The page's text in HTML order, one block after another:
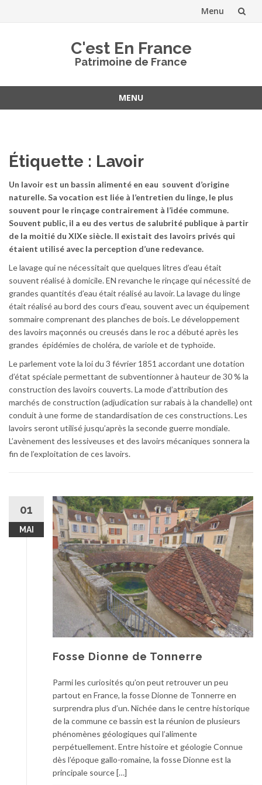
Menu
C'est En France
Patrimoine de France
MENU
Étiquette : Lavoir
Un lavoir est un bassin alimenté en eau souvent d’origine
naturelle. Sa vocation est liée à l’entretien du linge, le plus
souvent pour le rinçage contrairement à l’idée commune.
Souvent public, il a eu des vertus de salubrité publique à partir
de la moitié du XIXe siècle. Il existait des lavoirs privés qui
étaient utilisé avec la perception d’une redevance.
Le lavage qui ne nécessitait que quelques litres d’eau était
souvent réalisé à domicile. EN revanche le rinçage qui nécessité de
grandes quantités d’eau était réalisé au lavoir. La lavage du linge
était réalisé au bord des cours d’eau, souvent avec un équipement
sommaire comprenant des planches de bois. Le développement
des lavoirs maçonnés ou creusés dans le roc a débuté après les
grandes épidémies de choléra, de variole et de typhoïde.
Le parlement vote la loi du 3 février 1851 accordant une dotation
d’état spéciale permettant de subventionner à hauteur de 30 % la
construction des lavoirs couverts. La mode d’attribution des
marchés de construction (adjudication sur rabais à la chandelle) ont
conduit à une forme de standardisation de ces constructions. Les
lavoirs seront utilisé jusqu’après la seconde guerre mondiale.
L’avènement des lessiveuses et des lavoirs mécaniques sonnera la
fin de l’exploitation de ces lavoirs.
01
MAI
Fosse Dionne de Tonnerre
Parmi les curiosités qu’on peut retrouver un peu
partout en France, la fosse Dionne de Tonnerre en
surprendra plus d’un. Nichée dans le centre historique
de la commune ce bassin est la réunion de plusieurs
phénomènes géologiques qui l’alimente
perpétuellement. Entre histoire et géologie Connue
dès l’époque gallo-romaine, la fosse Dionne est la
principale source […]